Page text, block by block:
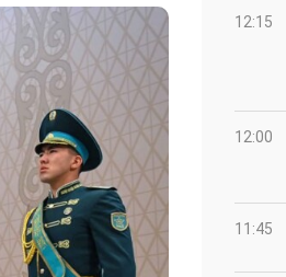
12:15
12:00
11:45